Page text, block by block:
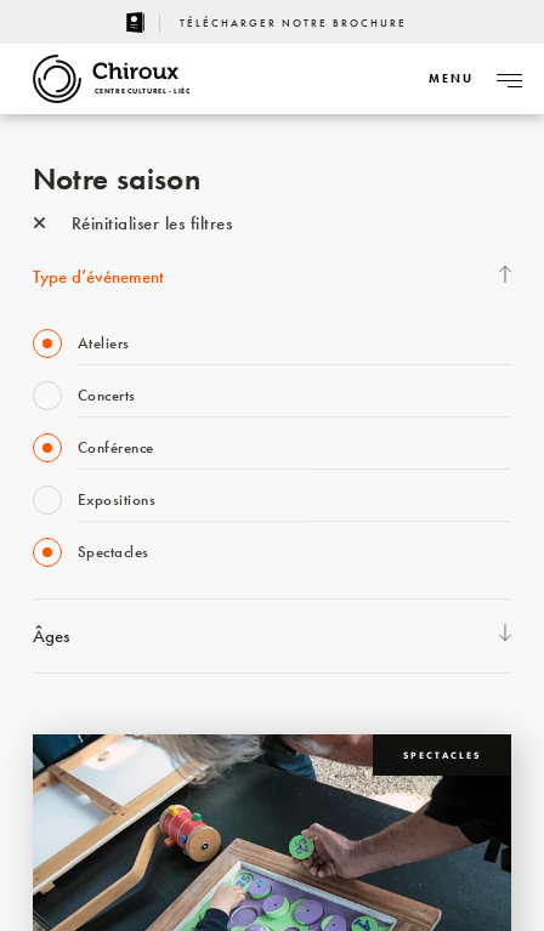
TÉLÉCHARGER NOTRE BROCHURE
CENTRE CULTUREL - LIÈGE
MENU
Notre saison
Réinitialiser les filtres
Type d’événement
Ateliers
Concerts
Conférence
Expositions
Spectacles
Âges
SPECTACLES